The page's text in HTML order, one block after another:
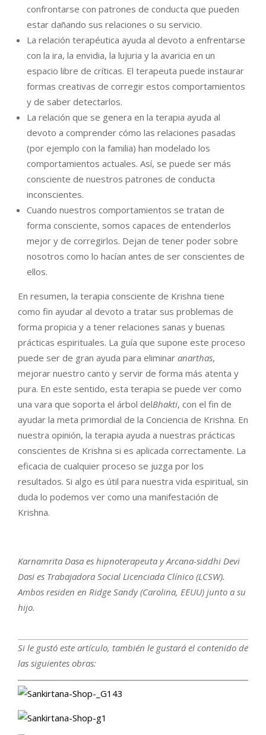
confrontarse con patrones de conducta que pueden
estar dañando sus relaciones o su servicio.
La relación terapéutica ayuda al devoto a enfrentarse
con la ira, la envidia, la lujuria y la avaricia en un
espacio libre de críticas. El terapeuta puede instaurar
formas creativas de corregir estos comportamientos
y de saber detectarlos.
La relación que se genera en la terapia ayuda al
devoto a comprender cómo las relaciones pasadas
(por ejemplo con la familia) han modelado los
comportamientos actuales. Así, se puede ser más
consciente de nuestros patrones de conducta
inconscientes.
Cuando nuestros comportamientos se tratan de
forma consciente, somos capaces de entenderlos
mejor y de corregirlos. Dejan de tener poder sobre
nosotros como lo hacían antes de ser conscientes de
ellos.
En resumen, la terapia consciente de Krishna tiene
como fin ayudar al devoto a tratar sus problemas de
forma propicia y a tener relaciones sanas y buenas
prácticas espirituales. La guía que supone este proceso
puede ser de gran ayuda para eliminar anarthas,
mejorar nuestro canto y servir de forma más atenta y
pura. En este sentido, esta terapia se puede ver como
una vara que soporta el árbol delBhakti, con el fin de
ayudar la meta primordial de la Conciencia de Krishna. En
nuestra opinión, la terapia ayuda a nuestras prácticas
conscientes de Krishna si es aplicada correctamente. La
eficacia de cualquier proceso se juzga por los
resultados. Si algo es útil para nuestra vida espiritual, sin
duda lo podemos ver como una manifestación de
Krishna.
Karnamrita Dasa es hipnoterapeuta y Arcana-siddhi Devi
Dasi es Trabajadora Social Licenciada Clínico (LCSW).
Ambos residen en Ridge Sandy (Carolina, EEUU) junto a su
hijo.
Si le gustó este artículo, también le gustará el contenido de
las siguientes obras: